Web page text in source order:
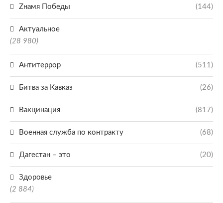
Zнамя Победы (144)
Актуальное
(28 980)
Антитеррор (511)
Битва за Кавказ (26)
Вакцинация (817)
Военная служба по контракту (68)
Дагестан – это (20)
Здоровье
(2 884)